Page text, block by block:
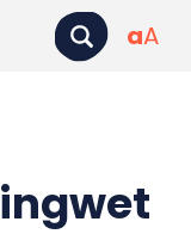
aA